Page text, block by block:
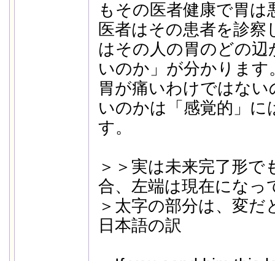
もその医者健康で胃
医者はその患者を診察
はその人の胃のどの
いのか」が分かりま
胃が痛いわけではな
いのかは「感覚的」に
す。
＞＞実は未来完了形で
合、左端は現在にな
＞太字の部分は、変
日本語の訳